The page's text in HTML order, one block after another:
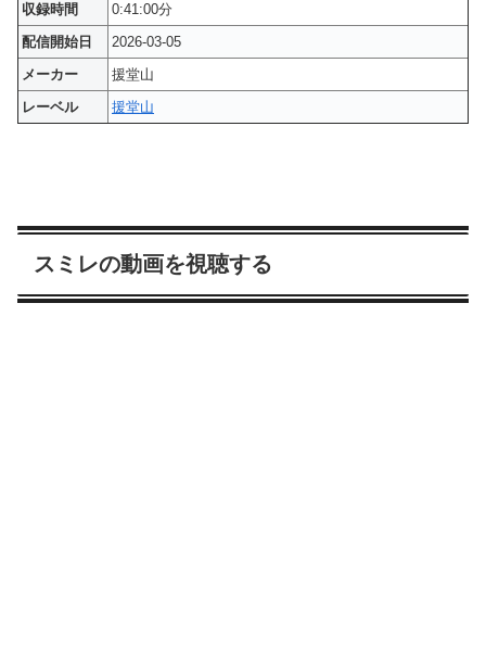
収録時間
0:41:00分
配信開始日
2026-03-05
メーカー
援堂山
レーベル
援堂山
スミレの動画を視聴する